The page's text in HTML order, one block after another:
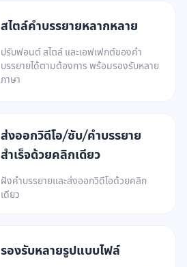
สไตล์คำบรรยายหลากหลาย
ปรับฟอนต์ สไตล์ และเอฟเฟกต์ของคำ
บรรยายได้ตามต้องการ พร้อมรองรับหลาย
ภาษา
ส่งออกวิดีโอ/ซับ/คำบรรยาย
สำเร็จด้วยคลิกเดียว
ฝังคำบรรยายและส่งออกวิดีโอด้วยคลิก
เดียว
รองรับหลายรูปแบบไฟล์